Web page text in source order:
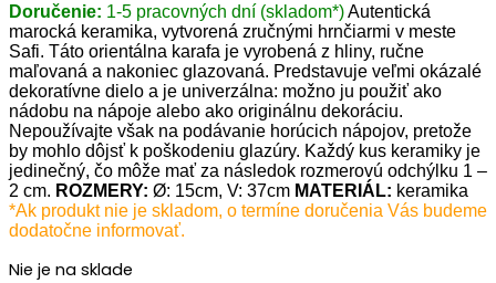
bola:
€39.90.
je:
€27.93.
Doručenie: 1-5 pracovných dní (skladom*)Autentická
marocká keramika, vytvorená zručnými hrnčiarmi v meste
Safi. Táto orientálna karafa je vyrobená z hliny, ručne
maľovaná a nakoniec glazovaná. Predstavuje veľmi okázalé
dekoratívne dielo a je univerzálna: možno ju použiť ako
nádobu na nápoje alebo ako originálnu dekoráciu.
Nepoužívajte však na podávanie horúcich nápojov, pretože
by mohlo dôjsť k poškodeniu glazúry. Každý kus keramiky je
jedinečný, čo môže mať za následok rozmerovú odchýlku 1 –
2 cm. ROZMERY: Ø: 15cm, V: 37cm MATERIÁL: keramika
*Ak produkt nie je skladom, o termíne doručenia Vás budeme
dodatočne informovať.
Nie je na sklade